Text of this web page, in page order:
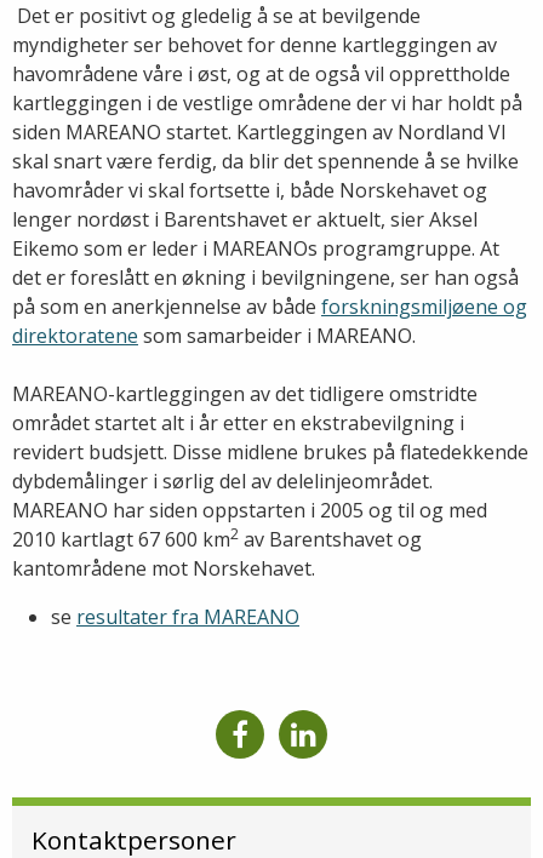
 Det er positivt og gledelig å se at bevilgende
myndigheter ser behovet for denne kartleggingen av
havområdene våre i øst, og at de også vil opprettholde
kartleggingen i de vestlige områdene der vi har holdt på
siden MAREANO startet. Kartleggingen av Nordland VI
skal snart være ferdig, da blir det spennende å se hvilke
havområder vi skal fortsette i, både Norskehavet og
lenger nordøst i Barentshavet er aktuelt, sier Aksel
Eikemo som er leder i MAREANOs programgruppe. At
det er foreslått en økning i bevilgningene, ser han også
på som en anerkjennelse av både forskningsmiljøene og
direktoratene som samarbeider i MAREANO.
MAREANO-kartleggingen av det tidligere omstridte
området startet alt i år etter en ekstrabevilgning i
revidert budsjett. Disse midlene brukes på flatedekkende
dybdemålinger i sørlig del av delelinjeområdet.
MAREANO har siden oppstarten i 2005 og til og med
2010 kartlagt 67 600 km2 av Barentshavet og
kantområdene mot Norskehavet.
se resultater fra MAREANO
Kontaktpersoner